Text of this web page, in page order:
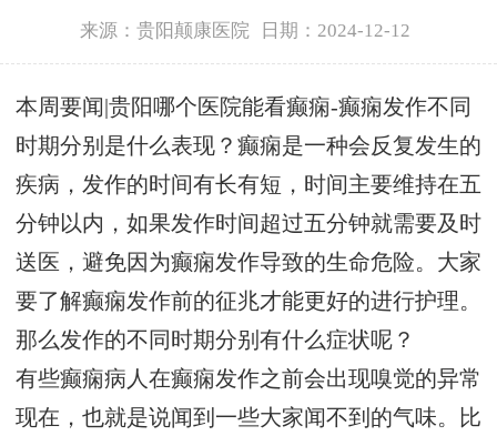
来源：贵阳颠康医院 日期：2024-12-12
本周要闻|贵阳哪个医院能看癫痫-癫痫发作不同
时期分别是什么表现？癫痫是一种会反复发生的
疾病，发作的时间有长有短，时间主要维持在五
分钟以内，如果发作时间超过五分钟就需要及时
送医，避免因为癫痫发作导致的生命危险。大家
要了解癫痫发作前的征兆才能更好的进行护理。
那么发作的不同时期分别有什么症状呢？
有些癫痫病人在癫痫发作之前会出现嗅觉的异常
现在，也就是说闻到一些大家闻不到的气味。比